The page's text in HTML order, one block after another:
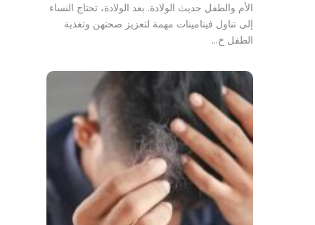
الأم والطفل حديث الولادة. بعد الولادة، تحتاج النساء
إلى تناول فيتامينات مهمة لتعزيز صحتهن وتغذية
الطفل خ…